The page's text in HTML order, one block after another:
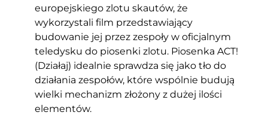
europejskiego zlotu skautów, że
wykorzystali film przedstawiający
budowanie jej przez zespoły w oficjalnym
teledysku do piosenki zlotu. Piosenka ACT!
(Działaj) idealnie sprawdza się jako tło do
działania zespołów, które wspólnie budują
wielki mechanizm złożony z dużej ilości
elementów.